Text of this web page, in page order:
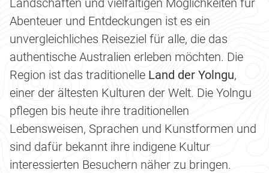
Landschaften und vielfältigen Möglichkeiten für
Abenteuer und Entdeckungen ist es ein
unvergleichliches Reiseziel für alle, die das
authentische Australien erleben möchten. Die
Region ist das traditionelle Land der Yolngu,
einer der ältesten Kulturen der Welt. Die Yolngu
pflegen bis heute ihre traditionellen
Lebensweisen, Sprachen und Kunstformen und
sind dafür bekannt ihre indigene Kultur
interessierten Besuchern näher zu bringen.